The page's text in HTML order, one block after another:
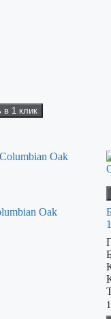
в 1 клик
Oak